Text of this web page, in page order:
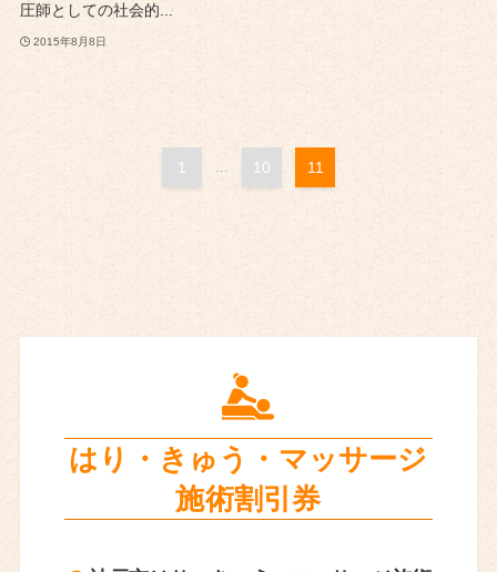
圧師としての社会的...
2015年8月8日
1 10 11
はり・きゅう・ マッサージ
施術割引券